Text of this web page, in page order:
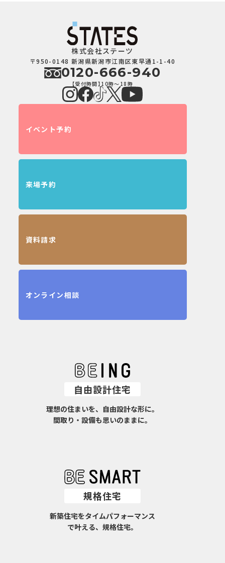
株式会社ステーツ
〒950-0148 新潟県新潟市江南区東早通1-1-40
0120-666-940
【受付時間】10時～18時
イベント予約
来場予約
資料請求
オンライン相談
自由設計住宅
理想の住まいを、自由設計な形に。
間取り・設備も思いのままに。
規格住宅
新築住宅をタイムパフォーマンス
で叶える、規格住宅。